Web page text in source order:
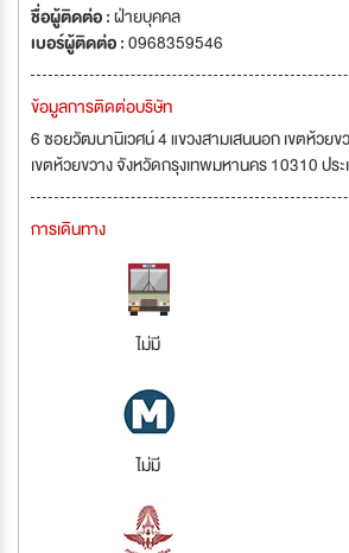
ชื่อผู้ติดต่อ :ฝ่ายบุคคล
เบอร์ผู้ติดต่อ :0968359546
ข้อมูลการติดต่อบริษัท
6 ซอยวัฒนานิเวศน์ 4 แขวงสามเสนนอก เขตห้วยข
เขตห้วยขวาง จังหวัดกรุงเทพมหานคร 10310 ประ
การเดินทาง
ไม่มี
ไม่มี